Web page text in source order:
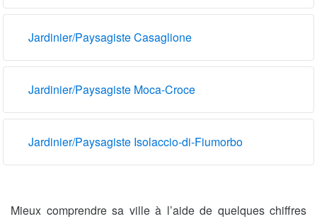
Jardinier/Paysagiste Casaglione
Jardinier/Paysagiste Moca-Croce
Jardinier/Paysagiste Isolaccio-di-Fiumorbo
Mieux comprendre sa ville à l’aide de quelques chiffres